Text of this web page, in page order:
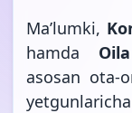
Ma’lumki,
hamda
asosan ota-